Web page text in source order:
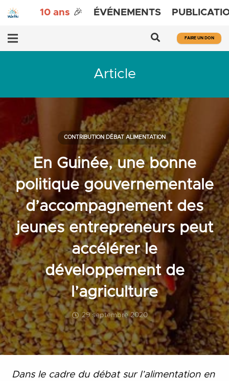
10 ans 🎉 ÉVÉNEMENTS
FAIRE UN DON
Article
En Guinée, une bonne
politique gouvernementale
d’accompagnement des
jeunes entrepreneurs peut
accélérer le
développement de
l’agriculture
29 septembre 2020
CONTRIBUTION DÉBAT ALIMENTATION
Dans le cadre du débat sur l’alimentation en